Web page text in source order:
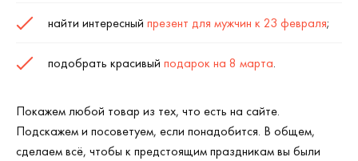
найти интересный презент для мужчин к 23 февраля;
подобрать красивый подарок на 8 марта.
Покажем любой товар из тех, что есть на сайте.
Подскажем и посоветуем, если понадобится. В общем,
сделаем всё, чтобы к предстоящим праздникам вы были